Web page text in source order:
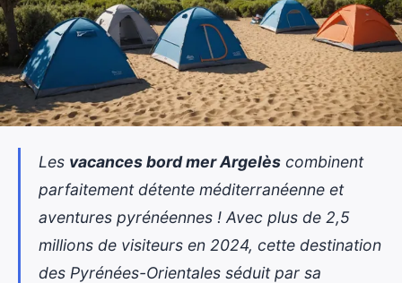
Les vacances bord mer Argelès combinent
parfaitement détente méditerranéenne et
aventures pyrénéennes ! Avec plus de 2,5
millions de visiteurs en 2024, cette destination
des Pyrénées-Orientales séduit par sa